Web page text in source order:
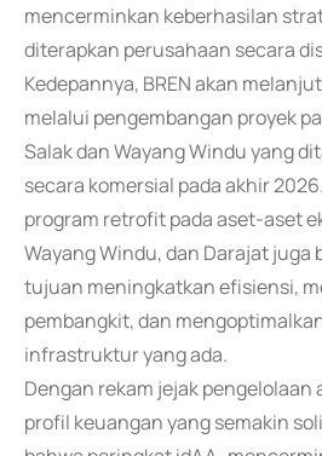
mencerminkan keberhasilan
diterapkan perusahaan secara
Kedepannya, BREN akan
melalui pengembangan proyek
Salak dan Wayang Windu yang
secara komersial pada akhir
program retrofit pada aset-aset
Wayang Windu, dan Darajat juga
tujuan meningkatkan efisiensi,
pembangkit, dan
infrastruktur yang ada.
Dengan rekam jejak pengelolaan
profil keuangan yang semakin